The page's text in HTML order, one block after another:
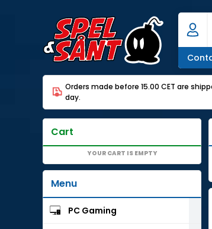
Orders made before 15.00 CET are
day.
Cart
YOUR CART IS EMPTY
Menu
PC Gaming